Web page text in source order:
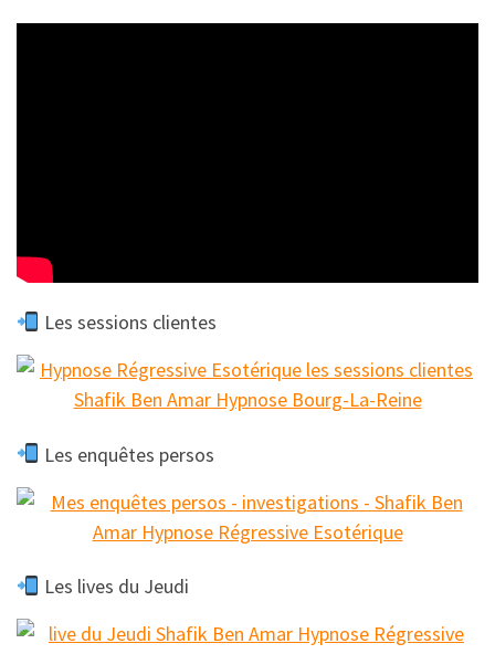
Les sessions clientes
Les enquêtes persos
Les lives du Jeudi